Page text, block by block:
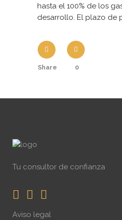
hasta el 100% de los
desarrollo. El plazo de
Share 0
Tu consultor de confianza
Aviso legal